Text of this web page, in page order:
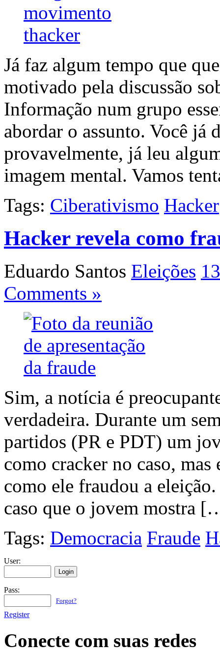
Já faz algum tempo que
motivado pela discussão
Informação num grupo
abordar o assunto. Você
provavelmente, já leu
imagem mental. Vamos
Tags: Ciberativismo Hacker
Hacker revela como
Eduardo Santos Eleições
Comments »
Sim, a notícia é
verdadeira. Durante um
partidos (PR e PDT) um
como cracker no caso, mas
como ele fraudou a
caso que o jovem mostra
Tags: Democracia Fraude
User:
Pass:
Forgot?
Register
Conecte com suas redes